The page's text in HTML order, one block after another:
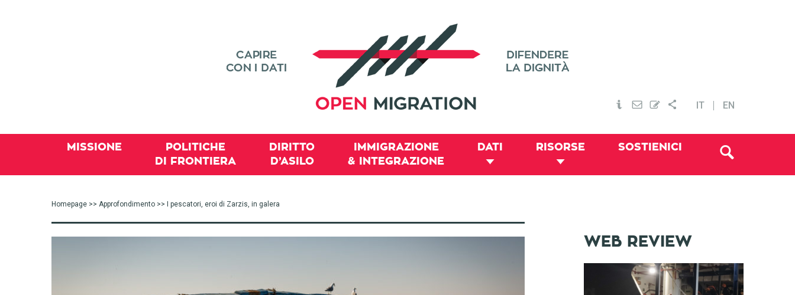
IT EN
MISSIONE
POLITICHE
DI FRONTIERA
DIRITTO
D’ASILO
IMMIGRAZIONE
& INTEGRAZIONE
DATI RISORSE SOSTIENICI
Homepage >> Approfondimento >> I pescatori, eroi di Zarzis, in galera
WEB REVIEW